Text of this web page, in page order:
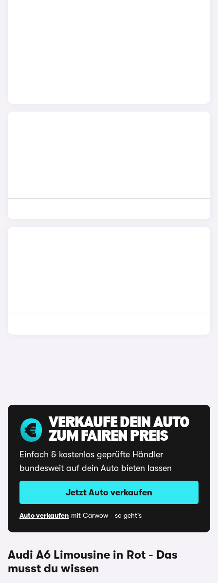
VERKAUFE DEIN AUTO
ZUM FAIREN PREIS
Einfach & kostenlos geprüfte Händler
bundesweit auf dein Auto bieten lassen
Jetzt Auto verkaufen
Auto verkaufen mit Carwow - so geht's
Audi A6 Limousine in Rot - Das
musst du wissen